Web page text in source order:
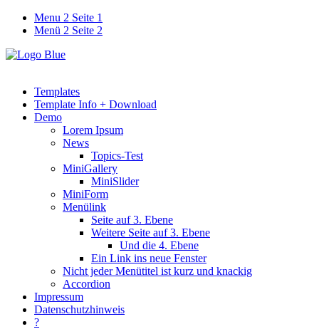
Menu 2 Seite 1
Menü 2 Seite 2
Templates
Template Info + Download
Demo
Lorem Ipsum
News
Topics-Test
MiniGallery
MiniSlider
MiniForm
Menülink
Seite auf 3. Ebene
Weitere Seite auf 3. Ebene
Und die 4. Ebene
Ein Link ins neue Fenster
Nicht jeder Menütitel ist kurz und knackig
Accordion
Impressum
Datenschutzhinweis
?